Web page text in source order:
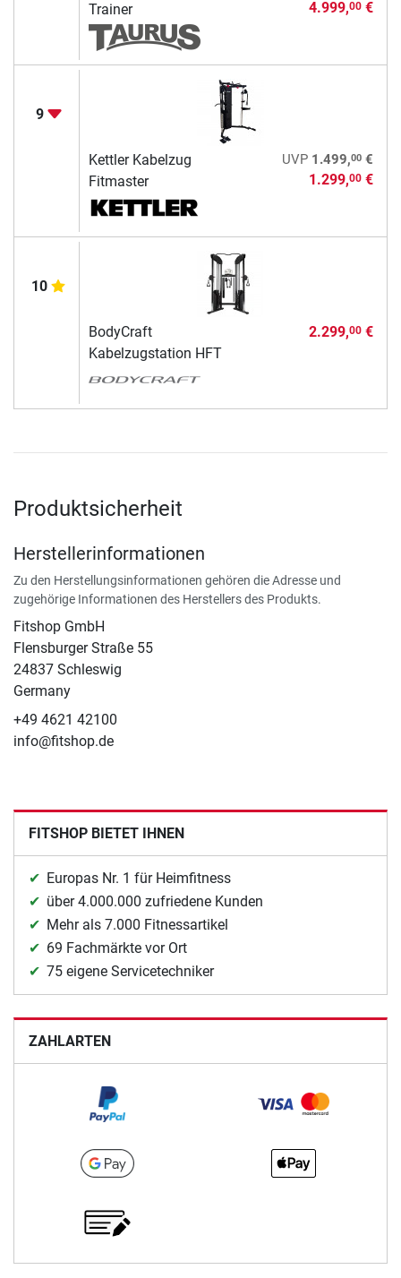
Trainer 4.999,00€
9
Kettler Kabelzug
Fitmaster
UVP 1.499,00€
1.299,00€
10
BodyCraft
Kabelzugstation HFT
2.299,00€
Produktsicherheit
Herstellerinformationen
Zu den Herstellungsinformationen gehören die Adresse und
zugehörige Informationen des Herstellers des Produkts.
Fitshop GmbH
Flensburger Straße 55
24837 Schleswig
Germany
+49 4621 42100
info@fitshop.de
FITSHOP BIETET IHNEN
Europas Nr. 1 für Heimfitness
über 4.000.000 zufriedene Kunden
Mehr als 7.000 Fitnessartikel
69 Fachmärkte vor Ort
75 eigene Servicetechniker
ZAHLARTEN